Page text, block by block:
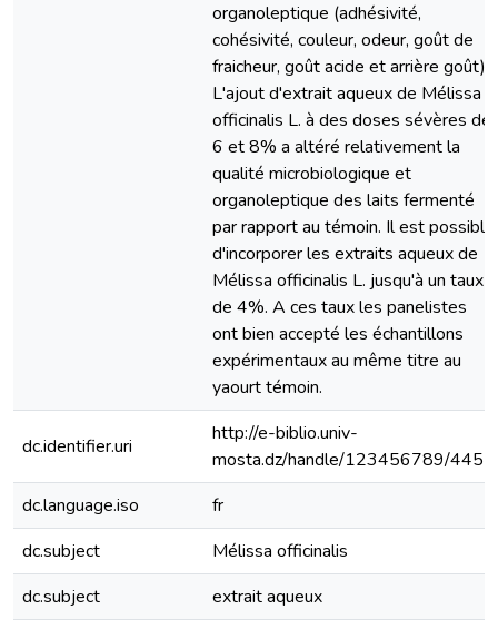
organoleptique (adhésivité,
cohésivité, couleur, odeur, goût de
fraicheur, goût acide et arrière goût).
L'ajout d'extrait aqueux de Mélissa
officinalis L. à des doses sévères de
6 et 8% a altéré relativement la
qualité microbiologique et
organoleptique des laits fermenté
par rapport au témoin. Il est possible
d'incorporer les extraits aqueux de
Mélissa officinalis L. jusqu'à un taux
de 4%. A ces taux les panelistes
ont bien accepté les échantillons
expérimentaux au même titre au
yaourt témoin.
dc.identifier.uri
http://e-biblio.univ-
mosta.dz/handle/123456789/4452
dc.language.iso
fr
dc.subject
Mélissa officinalis
dc.subject
extrait aqueux